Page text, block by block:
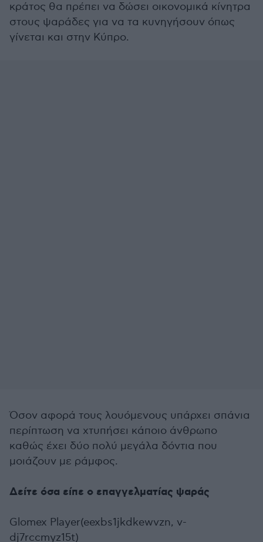
κράτος θα πρέπει να δώσει οικονομικά κίνητρα
στους ψαράδες για να τα κυνηγήσουν όπως
γίνεται και στην Κύπρο.
Όσον αφορά τους λουόμενους υπάρχει σπάνια
περίπτωση να χτυπήσει κάποιο άνθρωπο
καθώς έχει δύο πολύ μεγάλα δόντια που
μοιάζουν με ράμφος.
Δείτε όσα είπε ο επαγγελματίας ψαράς
Glomex Player(eexbs1jkdkewvzn, v-
dj7rccmyz15t)